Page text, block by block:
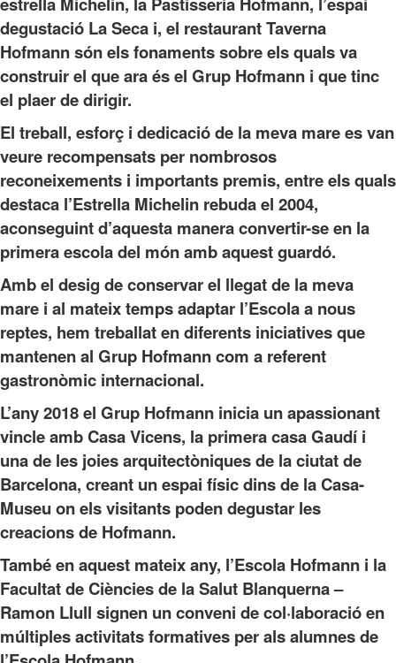
degustació La Seca i, el restaurant Taverna
Hofmann són els fonaments sobre els quals va
construir el que ara és el Grup Hofmann i que tinc
el plaer de dirigir.
El treball, esforç i dedicació de la meva mare es van
veure recompensats per nombrosos
reconeixements i importants premis, entre els quals
destaca l’Estrella Michelin rebuda el 2004,
aconseguint d’aquesta manera convertir-se en la
primera escola del món amb aquest guardó.
Amb el desig de conservar el llegat de la meva
mare i al mateix temps adaptar l’Escola a nous
reptes, hem treballat en diferents iniciatives que
mantenen al Grup Hofmann com a referent
gastronòmic internacional.
L’any 2018 el Grup Hofmann inicia un apassionant
vincle amb Casa Vicens, la primera casa Gaudí i
una de les joies arquitectòniques de la ciutat de
Barcelona, creant un espai físic dins de la Casa-
Museu on els visitants poden degustar les
creacions de Hofmann.
També en aquest mateix any, l’Escola Hofmann i la
Facultat de Ciències de la Salut Blanquerna –
Ramon Llull signen un conveni de col·laboració en
múltiples activitats formatives per als alumnes de